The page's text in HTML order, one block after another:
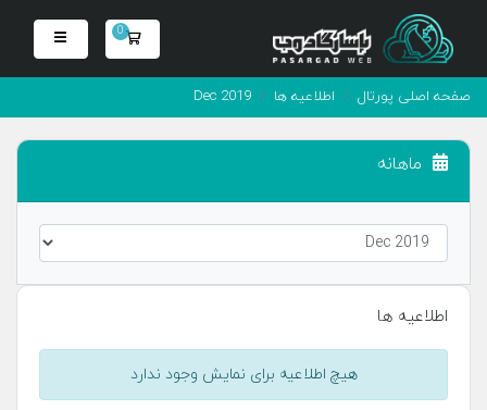
0
سبد خرید
صفحه اصلی پورتال اطلاعیه ها Dec 2019
ماهانه
اطلاعیه ها
هیچ اطلاعیه برای نمایش وجود ندارد